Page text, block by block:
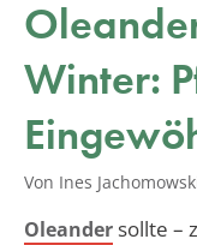
Winter:
Von Ines
Oleander sollte –